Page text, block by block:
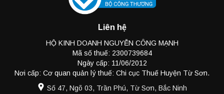
Liên hệ
HỘ KINH DOANH NGUYỄN CÔNG MẠNH
Mã số thuế: 2300739684
Ngày cấp: 11/06/2012
Nơi cấp: Cơ quan quản lý thuế: Chi cục Thuế Huyện Từ Sơn.
Số 47, Ngõ 03, Trần Phú, Từ Sơn, Bắc Ninh